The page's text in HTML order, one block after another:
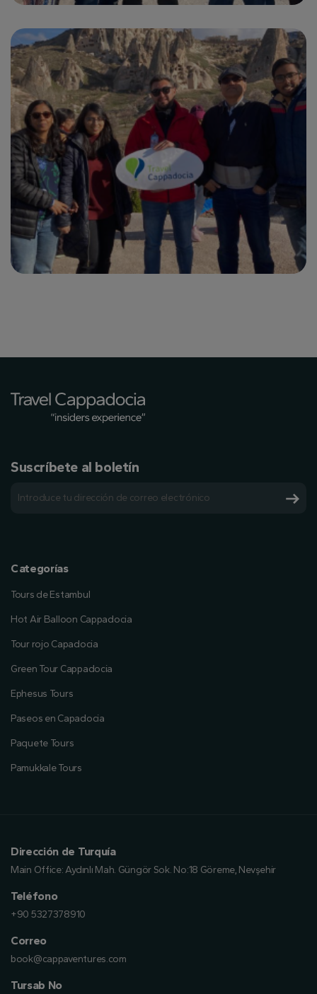
Suscríbete al boletín
Categorías
Tours de Estambul
Hot Air Balloon Cappadocia
Tour rojo Capadocia
Green Tour Cappadocia
Ephesus Tours
Paseos en Capadocia
Paquete Tours
Pamukkale Tours
Dirección de Turquía
Main Office:Aydınlı Mah. Güngör Sok. No:18 Göreme, Nevşehir
Teléfono
+90 5327378910
Correo
book@cappaventures.com
Tursab No